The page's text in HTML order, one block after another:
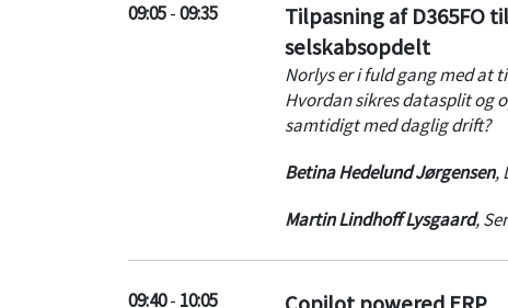
09:05-09:35
Tilpasning af D365FO
selskabsopdelt
Norlys er i fuld gang med at
Hvordan sikres datasplit og
samtidigt med daglig drift?
Betina Hedelund Jørgensen,
Martin Lindhoff Lysgaard,
09:40- 10:05